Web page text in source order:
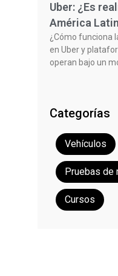
Uber: ¿Es
América
¿Cómo funciona
en Uber y
operan bajo un
Categorías
Vehículos
Pruebas de
Cursos